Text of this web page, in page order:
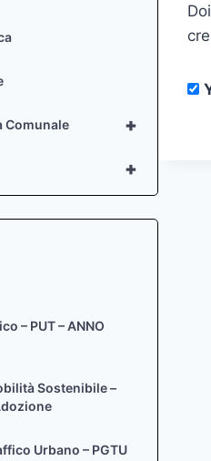
+
Comunale
+
– PUT – ANNO
Sostenibile –
Urbano – PGTU